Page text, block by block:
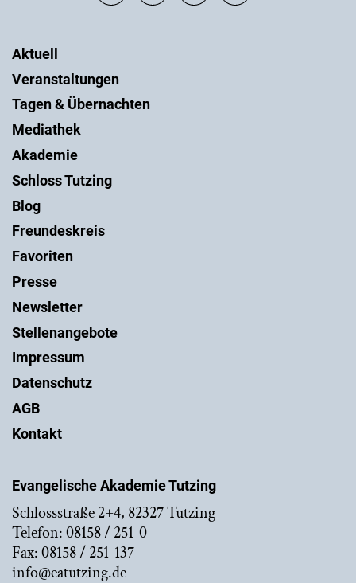
Evangelische Akademie Tutzing
Schlossstraße 2+4, 82327 Tutzing
Telefon: 08158 / 251-0
Fax: 08158 / 251-137
info@eatutzing.de
Aktuell
Veranstaltungen
Tagen & Übernachten
Mediathek
Akademie
Schloss Tutzing
Blog
Freundeskreis
Favoriten
Presse
Newsletter
Stellenangebote
Impressum
Datenschutz
AGB
Kontakt